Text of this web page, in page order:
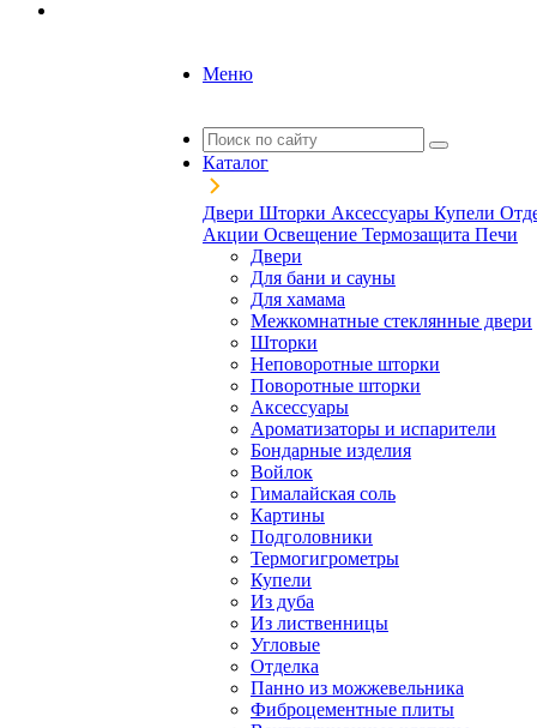
Меню
Каталог
Двери Шторки Аксессуары Купели
Акции Освещение Термозащита Печи
Двери
Для бани и сауны
Для хамама
Межкомнатные стеклянные двери
Шторки
Неповоротные шторки
Поворотные шторки
Аксессуары
Ароматизаторы и испарители
Бондарные изделия
Войлок
Гималайская соль
Картины
Подголовники
Термогигрометры
Купели
Из дуба
Из лиственницы
Угловые
Отделка
Панно из можжевельника
Фиброцементные плиты